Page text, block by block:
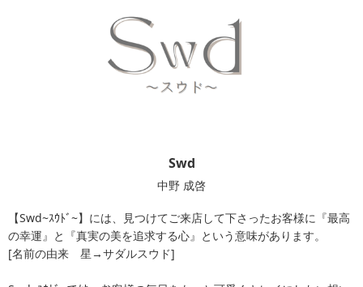
Swd
中野 成啓
【Swd~ｽｳﾄﾞ~】には、見つけてご来店して下さったお客様に『最高
の幸運』と『真実の美を追求する心』という意味があります。
[名前の由来 星→サダルスウド]